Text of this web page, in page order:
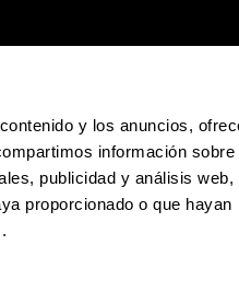
y los anuncios,
información sobre
publicidad y análisis web,
proporcionado o que hayan